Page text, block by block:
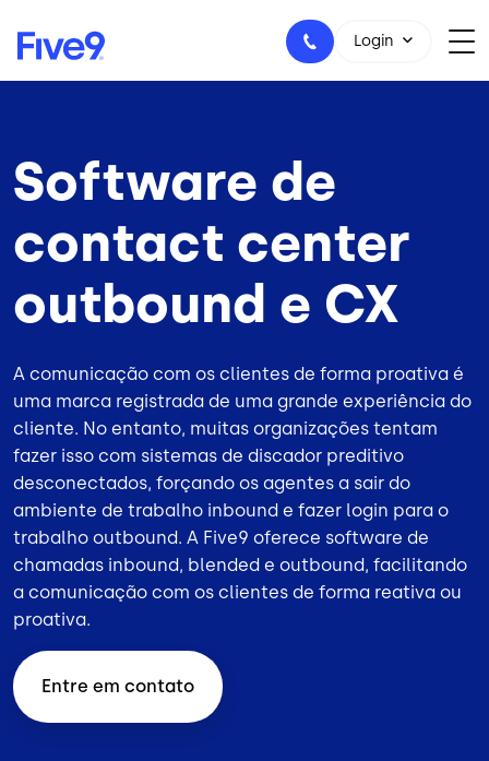
+55-11-99434-6533
Login
Software de
contact center
outbound e CX
A comunicação com os clientes de forma proativa é
uma marca registrada de uma grande experiência do
cliente. No entanto, muitas organizações tentam
fazer isso com sistemas de discador preditivo
desconectados, forçando os agentes a sair do
ambiente de trabalho inbound e fazer login para o
trabalho outbound. A Five9 oferece software de
chamadas inbound, blended e outbound, facilitando
a comunicação com os clientes de forma reativa ou
proativa.
Entre em contato